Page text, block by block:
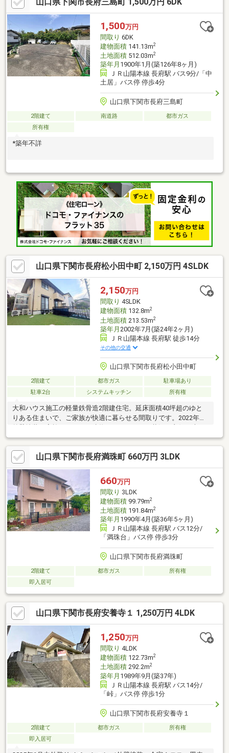
1,500万円
間取り 6DK
建物面積141.13m2
土地面積512.03m2
築年月 1900年1月(築126年8ヶ月)
ＪＲ山陽本線 長府駅 バス9分/「中
土居」バス停 停歩4分
山口県下関市長府三島町
2階建て 南道路
都市ガス
所有権
*築年不詳
山口県下関市長府松小田中町 2,150万円 4SLDK
2,150万円
間取り 4SLDK
建物面積132.8m2
土地面積213.53m2
築年月 2002年7月(築24年2ヶ月)
ＪＲ山陽本線 長府駅 徒歩14分
その他の交通
山口県下関市長府松小田中町
2階建て 都市ガス
駐車場あり
駐車2台
システムキッチン 所有権
大和ハウス施工の軽量鉄骨造2階建住宅。延床面積40坪超のゆと
りある住まいで、ご家族が快適に暮らせる間取りです。2022年に
な手直しをせず、そのままご入居をご検討いただけます。高台に
位置しているため、周囲からの視線が気になりにくく、プライバ
シー性にも配慮された住環境です。お庭ではバーベキューやお子
様の遊び場、ガーデニングなど、多目的に活用できます。駐車場
は2台分を確保し、カーポート付きのため雨の日の乗り降りも快
適。家族みんながゆったりと暮らせるおすすめの一邸です。
山口県下関市長府満珠町 660万円 3LDK
660万円
間取り 3LDK
建物面積99.79m2
土地面積191.84m2
築年月 1990年4月(築36年5ヶ月)
ＪＲ山陽本線 長府駅 バス12分/
「満珠台」バス停 停歩3分
山口県下関市長府満珠町
2階建て 都市ガス
所有権
即入居可
山口県下関市長府安養寺１ 1,250万円 4LDK
1,250万円
間取り 4LDK
建物面積122.73m2
土地面積292.2m2
築年月 1989年9月(築37年)
ＪＲ山陽本線 長府駅 バス14分/
「峠」バス停 停歩1分
山口県下関市長府安養寺１
2階建て 都市ガス
所有権
即入居可